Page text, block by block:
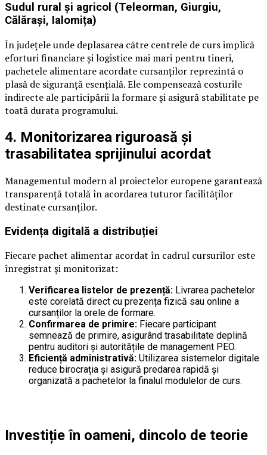
Sudul rural și agricol (Teleorman, Giurgiu,
Călărași, Ialomița)
În județele unde deplasarea către centrele de curs implică
eforturi financiare și logistice mai mari pentru tineri,
pachetele alimentare acordate cursanților reprezintă o
plasă de siguranță esențială. Ele compensează costurile
indirecte ale participării la formare și asigură stabilitate pe
toată durata programului.
4. Monitorizarea riguroasă și
trasabilitatea sprijinului acordat
Managementul modern al proiectelor europene garantează
transparență totală în acordarea tuturor facilităților
destinate cursanților.
Evidența digitală a distribuției
Fiecare pachet alimentar acordat în cadrul cursurilor este
înregistrat și monitorizat:
Verificarea listelor de prezență: Livrarea pachetelor
este corelată direct cu prezența fizică sau online a
cursanților la orele de formare.
Confirmarea de primire: Fiecare participant
semnează de primire, asigurând trasabilitate deplină
pentru auditori și autoritățile de management PEO.
Eficiență administrativă: Utilizarea sistemelor digitale
reduce birocrația și asigură predarea rapidă și
organizată a pachetelor la finalul modulelor de curs.
Investiție în oameni, dincolo de teorie